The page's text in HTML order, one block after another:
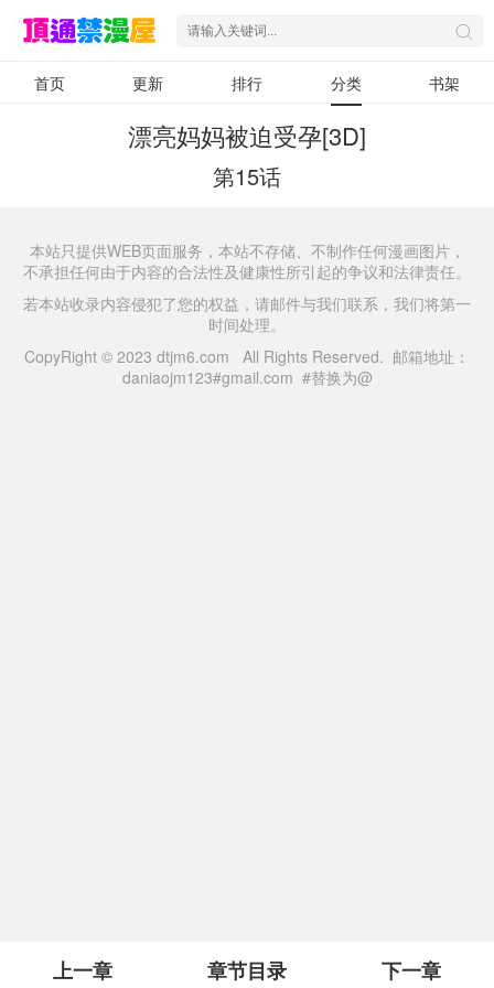
首页 更新 排行 分类 书架
漂亮妈妈被迫受孕[3D]
第15话
上一章 章节目录 下一章
本站只提供WEB页面服务，本站不存储、不制作任何漫画图片，
不承担任何由于内容的合法性及健康性所引起的争议和法律责任。
若本站收录内容侵犯了您的权益，请邮件与我们联系，我们将第一
时间处理。
CopyRight © 2023 dtjm6.com All Rights Reserved. 邮箱地址：
daniaojm123#gmail.com #替换为@